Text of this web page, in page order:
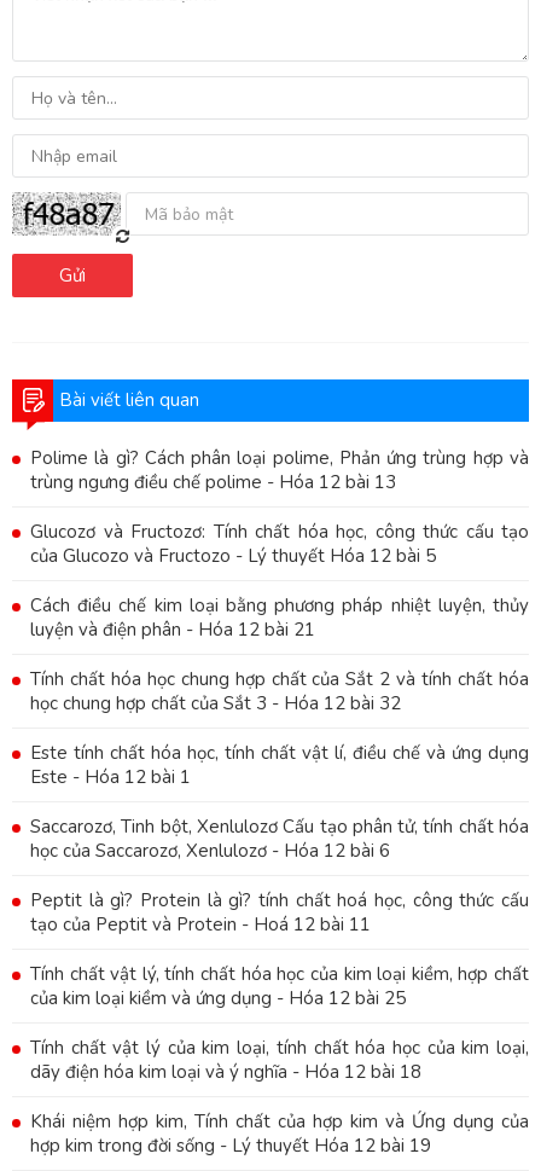
Gửi
Bài viết liên quan
Polime là gì? Cách phân loại polime, Phản ứng trùng hợp và
trùng ngưng điều chế polime - Hóa 12 bài 13
Glucozơ và Fructozơ: Tính chất hóa học, công thức cấu tạo
của Glucozo và Fructozo - Lý thuyết Hóa 12 bài 5
Cách điều chế kim loại bằng phương pháp nhiệt luyện, thủy
luyện và điện phân - Hóa 12 bài 21
Tính chất hóa học chung hợp chất của Sắt 2 và tính chất hóa
học chung hợp chất của Sắt 3 - Hóa 12 bài 32
Este tính chất hóa học, tính chất vật lí, điều chế và ứng dụng
Este - Hóa 12 bài 1
Saccarozơ, Tinh bột, Xenlulozơ Cấu tạo phân tử, tính chất hóa
học của Saccarozơ, Xenlulozơ - Hóa 12 bài 6
Peptit là gì? Protein là gì? tính chất hoá học, công thức cấu
tạo của Peptit và Protein - Hoá 12 bài 11
Tính chất vật lý, tính chất hóa học của kim loại kiềm, hợp chất
của kim loại kiềm và ứng dụng - Hóa 12 bài 25
Tính chất vật lý của kim loại, tính chất hóa học của kim loại,
dãy điện hóa kim loại và ý nghĩa - Hóa 12 bài 18
Khái niệm hợp kim, Tính chất của hợp kim và Ứng dụng của
hợp kim trong đời sống - Lý thuyết Hóa 12 bài 19